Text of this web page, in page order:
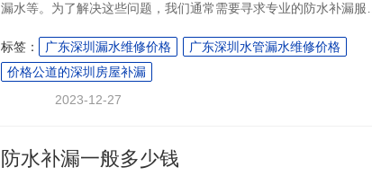
漏水等。为了解决这些问题，我们通常需要寻求专业的防水补漏服
格差异所困扰。那么，防水补漏一米究竟多少钱？为何价格会有如此
大的差异呢？本文将为您揭开这一谜团。....
标签： 广东深圳漏水维修价格
广东深圳水管漏水维修价格
价格公道的深圳房屋补漏
2023-12-27
防水补漏一般多少钱